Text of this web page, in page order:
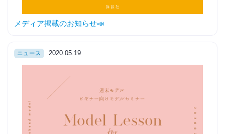
メディア掲載のお知らせ📣
ニュース 2020.05.19